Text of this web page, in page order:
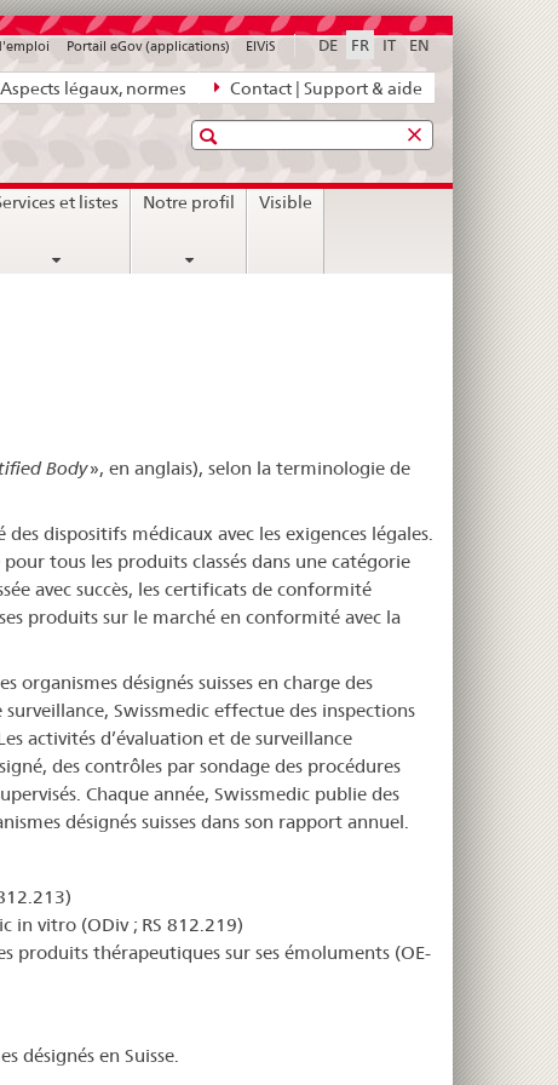
Aspects légaux, normes Contact | Support & aide
DE FR IT EN
Portail eGov (applications) ElViS
Recherche
et listes Notre profil Visible
Body», en anglais), selon la terminologie de
dispositifs médicaux avec les exigences légales.
tous les produits classés dans une catégorie
avec succès, les certificats de conformité
produits sur le marché en conformité avec la
organismes désignés suisses en charge des
Swissmedic effectue des inspections
activités d’évaluation et de surveillance
des contrôles par sondage des procédures
Chaque année, Swissmedic publie des
désignés suisses dans son rapport annuel.
in vitro (ODiv ; RS 812.219)
produits thérapeutiques sur ses émoluments (OE-
désignés en Suisse.